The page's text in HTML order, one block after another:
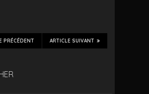
ARTICLE SUIVANT
PRÉCÉDENT